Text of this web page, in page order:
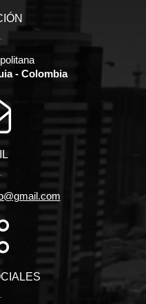
- Colombia